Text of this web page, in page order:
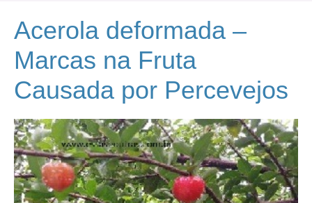
Acerola deformada –
Marcas na Fruta
Causada por Percevejos